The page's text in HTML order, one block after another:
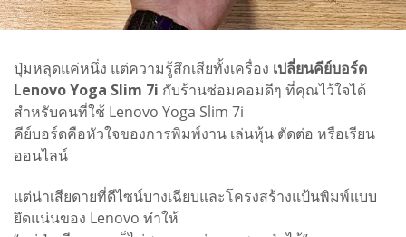
ปุ่มหลุดแค่หนึ่ง แต่ความรู้สึกเสียทั้งเครื่อง เปลี่ยนคีย์บอร์ด
Lenovo Yoga Slim 7i กับร้านซ่อมคอมดีๆ ที่คุณไว้ใจได้
สำหรับคนที่ใช้ Lenovo Yoga Slim 7i
คีย์บอร์ดคือหัวใจของการพิมพ์งาน เล่นหุ้น ตัดต่อ หรือเรียน
ออนไลน์
แต่น่าเสียดายที่ดีไซน์บางเฉียบและโครงสร้างแป้นพิมพ์แบบ
ยึดแน่นของ Lenovo ทำให้